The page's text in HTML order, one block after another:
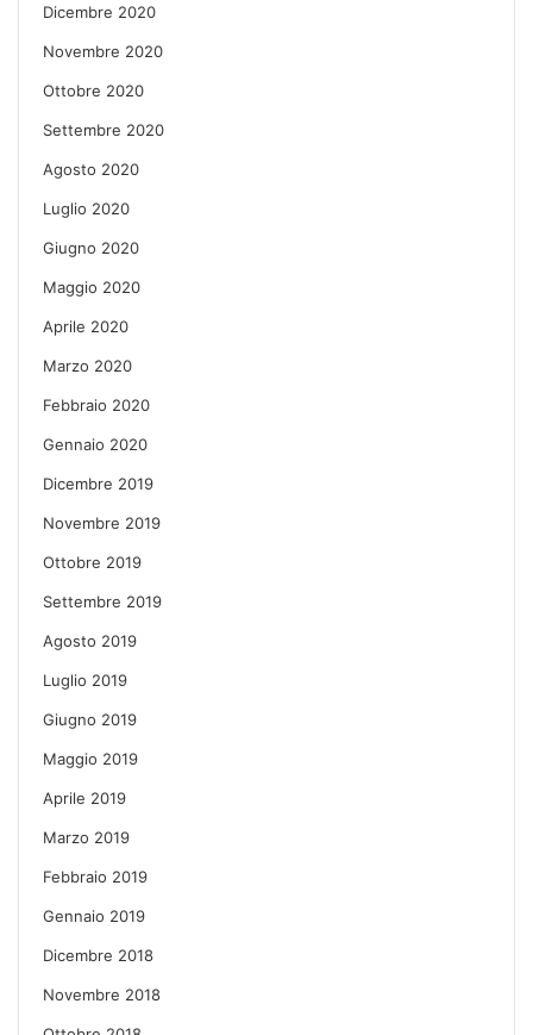
Dicembre 2020
Novembre 2020
Ottobre 2020
Settembre 2020
Agosto 2020
Luglio 2020
Giugno 2020
Maggio 2020
Aprile 2020
Marzo 2020
Febbraio 2020
Gennaio 2020
Dicembre 2019
Novembre 2019
Ottobre 2019
Settembre 2019
Agosto 2019
Luglio 2019
Giugno 2019
Maggio 2019
Aprile 2019
Marzo 2019
Febbraio 2019
Gennaio 2019
Dicembre 2018
Novembre 2018